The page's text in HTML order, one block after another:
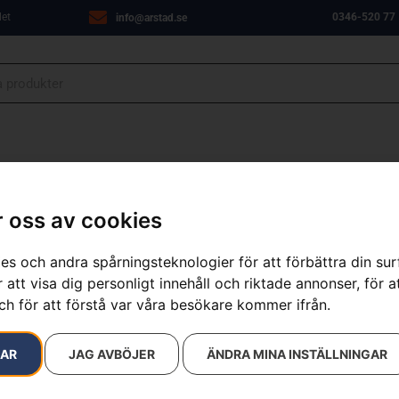
oss av cookies
och andra spårningsteknologier för att förbättra din
visa dig personligt innehåll och riktade annonser, för
för att förstå var våra besökare kommer ifrån.
JAG AVBÖJER ÄNDRA MINA INSTÄLLNINGAR
info@arstad.se 0346-520 77